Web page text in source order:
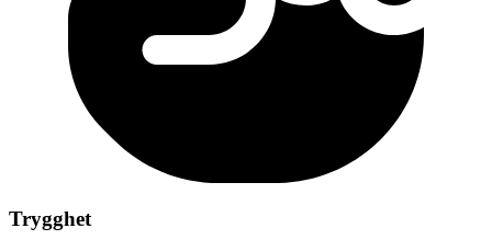
Trygghet